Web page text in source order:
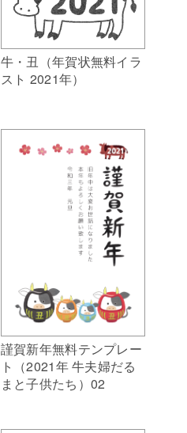
牛・丑（年賀状無料イラ
スト 2021年）
謹賀新年無料テンプレー
ト（2021年 牛夫婦だる
まと子供たち）02